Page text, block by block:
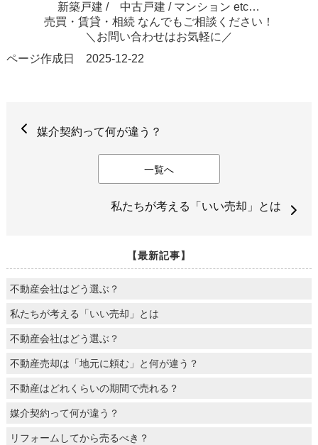
新築戸建 / 中古戸建 / マンション etc…
売買・賃貸・相続 なんでもご相談ください！
＼お問い合わせはお気軽に／
ページ作成日 2025-12-22
媒介契約って何が違う？
一覧へ
私たちが考える「いい売却」とは
【最新記事】
不動産会社はどう選ぶ？
私たちが考える「いい売却」とは
不動産会社はどう選ぶ？
不動産売却は「地元に頼む」と何が違う？
不動産はどれくらいの期間で売れる？
媒介契約って何が違う？
リフォームしてから売るべき？